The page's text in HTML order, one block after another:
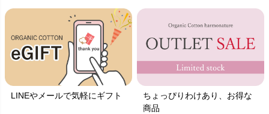
LINEやメールで気軽にギフト
ちょっぴりわけあり、お得な
商品